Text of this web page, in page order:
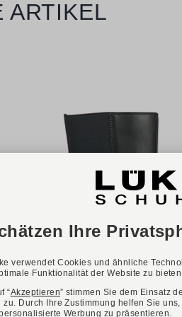
ARTIKEL